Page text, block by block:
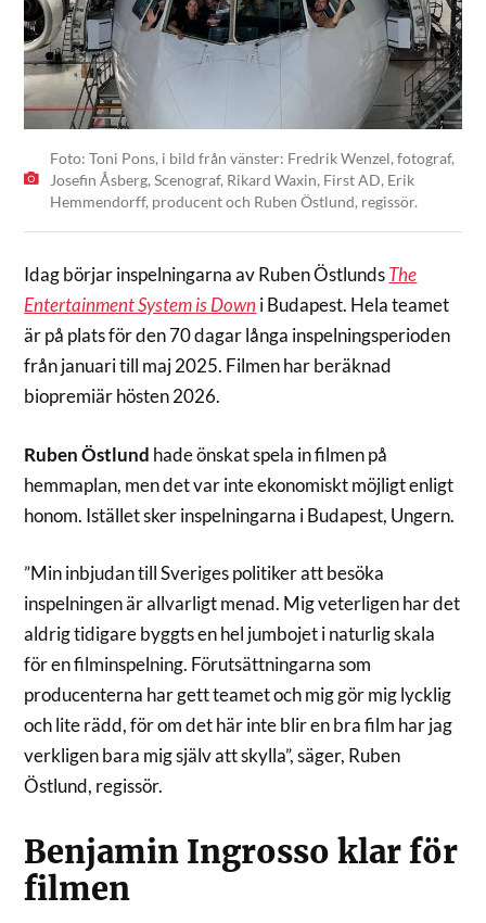
Foto: Toni Pons, i bild från vänster: Fredrik Wenzel, fotograf,
Josefin Åsberg, Scenograf, Rikard Waxin, First AD, Erik
Hemmendorff, producent och Ruben Östlund, regissör.
Idag börjar inspelningarna av Ruben ÖstlundsThe
Entertainment System is Downi Budapest. Hela teamet
är på plats för den 70 dagar långa inspelningsperioden
från januari till maj 2025. Filmen har beräknad
biopremiär hösten 2026.
Ruben Östlund hade önskat spela in filmen på
hemmaplan, men det var inte ekonomiskt möjligt enligt
honom. Istället sker inspelningarna i Budapest, Ungern.
”Min inbjudan till Sveriges politiker att besöka
inspelningen är allvarligt menad. Mig veterligen har det
aldrig tidigare byggts en hel jumbojet i naturlig skala
för en filminspelning. Förutsättningarna som
producenterna har gett teamet och mig gör mig lycklig
och lite rädd, för om det här inte blir en bra film har jag
verkligen bara mig själv att skylla”, säger, Ruben
Östlund, regissör.
Benjamin Ingrosso klar för
filmen